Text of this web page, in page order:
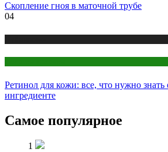
Скопление гноя в маточной трубе
04
Ретинол для кожи: все, что нужно
ингредиенте
Самое популярное
1